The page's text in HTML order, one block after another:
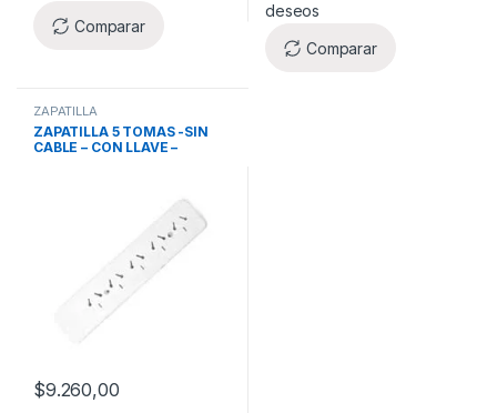
Comparar
deseos
Comparar
ZAPATILLA
ZAPATILLA 5 TOMAS -SIN
CABLE – CON LLAVE –
$9.260,00